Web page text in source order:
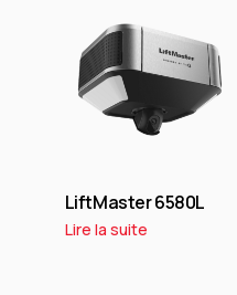
LiftMaster 6580L
Lire la suite